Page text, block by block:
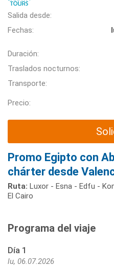
Salida desde:
Fechas:
Duración:
Traslados nocturnos:
Transporte:
Precio:
Promo Egipto con
chárter desde
Ruta: Luxor - Esna - Edfu -
El Cairo
Programa del viaje
Día 1
lu, 06.07.2026